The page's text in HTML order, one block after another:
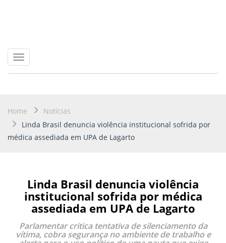
Toggle
navigation
Home
Notícias
Linda Brasil denuncia violência institucional sofrida por
médica assediada em UPA de Lagarto
Linda Brasil denuncia violência
institucional sofrida por médica
assediada em UPA de Lagarto
Parlamentar critica tentativa de silenciamento da
vítima, cobra segurança no ambiente de trabalho e